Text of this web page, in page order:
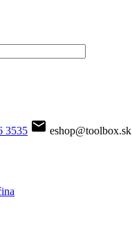
3535  eshop@toolbox.sk